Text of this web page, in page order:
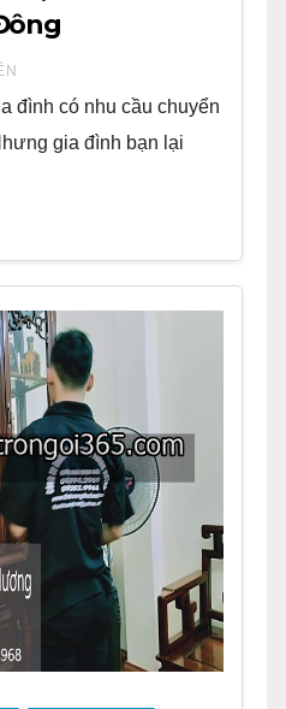
đình có nhu cầu chuyển
gia đình bạn lại